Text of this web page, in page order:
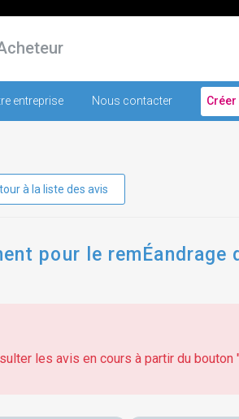
entreprise Nous contacter
à la liste des avis
pour le remÉandrage
les avis en cours à partir du